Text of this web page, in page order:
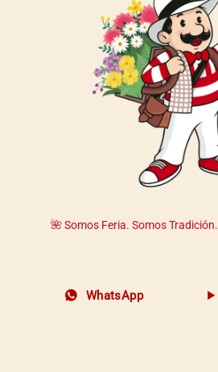
🌺 Somos Feria. Somos Tradición.
WhatsApp